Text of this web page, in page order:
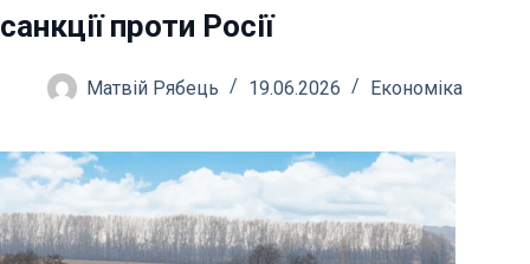
санкції проти Росії
Матвій Рябець 19.06.2026 Економіка